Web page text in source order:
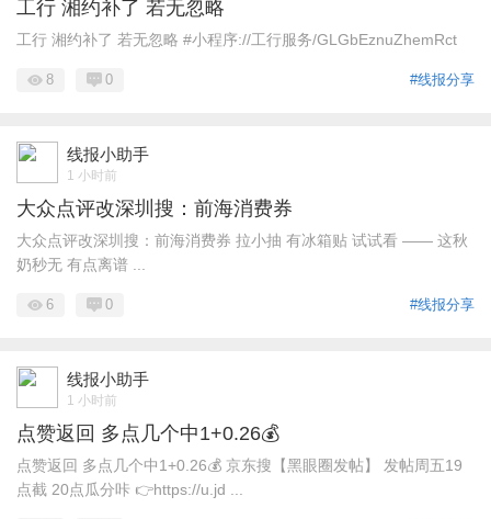
工行 湘约补了 若无忽略
工行 湘约补了 若无忽略 #小程序://工行服务/GLGbEznuZhemRct
#线报分享
8 0
线报小助手
1 小时前
大众点评改深圳搜：前海消费券
大众点评改深圳搜：前海消费券 拉小抽 有冰箱贴 试试看 —— 这秋
奶秒无 有点离谱 ...
#线报分享
6 0
线报小助手
1 小时前
点赞返回 多点几个中1+0.26💰
点赞返回 多点几个中1+0.26💰 京东搜【黑眼圈发帖】 发帖周五19
点截 20点瓜分咔 👉https://u.jd ...